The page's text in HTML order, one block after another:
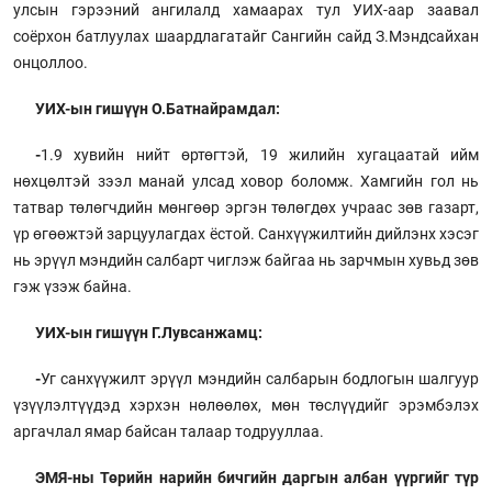
улсын гэрээний ангилалд хамаарах тул УИХ-аар заавал
соёрхон батлуулах шаардлагатайг Сангийн сайд З.Мэндсайхан
онцоллоо.
УИХ-ын гишүүн О.Батнайрамдал:
-1.9 хувийн нийт өртөгтэй, 19 жилийн хугацаатай ийм
нөхцөлтэй зээл манай улсад ховор боломж. Хамгийн гол нь
татвар төлөгчдийн мөнгөөр эргэн төлөгдөх учраас зөв газарт,
үр өгөөжтэй зарцуулагдах ёстой. Санхүүжилтийн дийлэнх хэсэг
нь эрүүл мэндийн салбарт чиглэж байгаа нь зарчмын хувьд зөв
гэж үзэж байна.
УИХ-ын гишүүн Г.Лувсанжамц:
-Уг санхүүжилт эрүүл мэндийн салбарын бодлогын шалгуур
үзүүлэлтүүдэд хэрхэн нөлөөлөх, мөн төслүүдийг эрэмбэлэх
аргачлал ямар байсан талаар тодрууллаа.
ЭМЯ-ны Төрийн нарийн бичгийн даргын албан үүргийг түр